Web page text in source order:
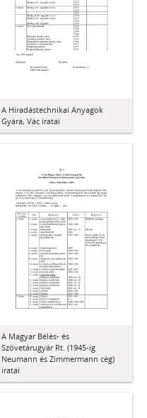
A Híradástechnikai Anyagok
Gyára, Vác iratai
A Magyar Bélés- és
Szövetárugyár Rt. (1945-ig
Neumann és Zimmermann cég)
iratai